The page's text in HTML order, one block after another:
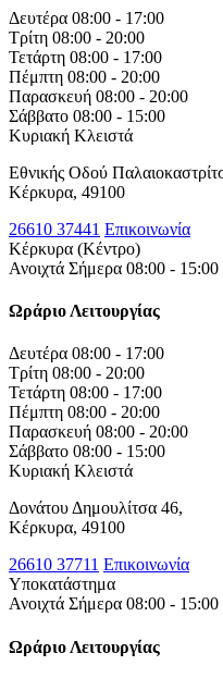
Δευτέρα 08:00 - 17:00
Τρίτη 08:00 - 20:00
Τετάρτη 08:00 - 17:00
Πέμπτη 08:00 - 20:00
Παρασκευή 08:00 - 20:00
Σάββατο 08:00 - 15:00
Κυριακή Κλειστά
Εθνικής Οδού
Κέρκυρα, 49100
26610 37441 Επικοινωνία
Κέρκυρα (Κέντρο)
Ανοιχτά Σήμερα 08:00 - 15:00
Ωράριο Λειτουργίας
Δευτέρα 08:00 - 17:00
Τρίτη 08:00 - 20:00
Τετάρτη 08:00 - 17:00
Πέμπτη 08:00 - 20:00
Παρασκευή 08:00 - 20:00
Σάββατο 08:00 - 15:00
Κυριακή Κλειστά
Δονάτου Δημουλίτσα 46,
Κέρκυρα, 49100
26610 37711 Επικοινωνία
Υποκατάστημα
Ανοιχτά Σήμερα 08:00 - 15:00
Ωράριο Λειτουργίας